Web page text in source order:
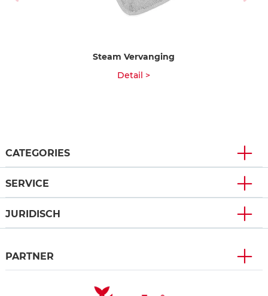
Steam Vervanging
Detail >
CATEGORIES
SERVICE
JURIDISCH
PARTNER